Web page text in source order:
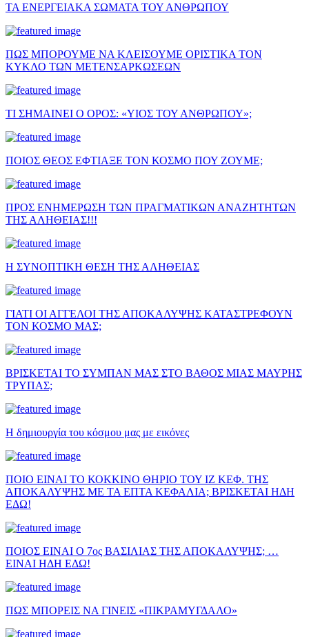
ΤΑ ΕΝΕΡΓΕΙΑΚΑ ΣΩΜΑΤΑ ΤΟΥ ΑΝΘΡΩΠΟΥ
ΠΩΣ ΜΠΟΡΟΥΜΕ ΝΑ ΚΛΕΙΣΟΥΜΕ ΟΡΙΣΤΙΚΑ ΤΟΝ
ΚΥΚΛΟ ΤΩΝ ΜΕΤΕΝΣΑΡΚΩΣΕΩΝ
ΤΙ ΣΗΜΑΙΝΕΙ Ο ΟΡΟΣ: «ΥΙΟΣ ΤΟΥ ΑΝΘΡΩΠΟΥ»;
ΠΟΙΟΣ ΘΕΟΣ ΕΦΤΙΑΞΕ ΤΟΝ ΚΟΣΜΟ ΠΟΥ ΖΟΥΜΕ;
ΠΡΟΣ ΕΝΗΜΕΡΩΣΗ ΤΩΝ ΠΡΑΓΜΑΤΙΚΩΝ ΑΝΑΖΗΤΗΤΩΝ
ΤΗΣ ΑΛΗΘΕΙΑΣ!!!
Η ΣΥΝΟΠΤΙΚΗ ΘΕΣΗ ΤΗΣ ΑΛΗΘΕΙΑΣ
ΓΙΑΤΙ ΟΙ ΑΓΓΕΛΟΙ ΤΗΣ ΑΠΟΚΑΛΥΨΗΣ ΚΑΤΑΣΤΡΕΦΟΥΝ
ΤΟΝ ΚΟΣΜΟ ΜΑΣ;
ΒΡΙΣΚΕΤΑΙ ΤΟ ΣΥΜΠΑΝ ΜΑΣ ΣΤΟ ΒΑΘΟΣ ΜΙΑΣ ΜΑΥΡΗΣ
ΤΡΥΠΑΣ;
Η δημιουργία του κόσμου μας με εικόνες
ΠΟΙΟ ΕΙΝΑΙ ΤΟ ΚΟΚΚΙΝΟ ΘΗΡΙΟ ΤΟΥ ΙΖ ΚΕΦ. ΤΗΣ
ΑΠΟΚΑΛΥΨΗΣ ΜΕ ΤΑ ΕΠΤΑ ΚΕΦΑΛΙΑ; ΒΡΙΣΚΕΤΑΙ ΗΔΗ
ΕΔΩ!
ΠΟΙΟΣ ΕΙΝΑΙ Ο 7ος ΒΑΣΙΛΙΑΣ ΤΗΣ ΑΠΟΚΑΛΥΨΗΣ; …
ΕΙΝΑΙ ΗΔΗ ΕΔΩ!
ΠΩΣ ΜΠΟΡΕΙΣ ΝΑ ΓΙΝΕΙΣ «ΠΙΚΡΑΜΥΓΔΑΛΟ»